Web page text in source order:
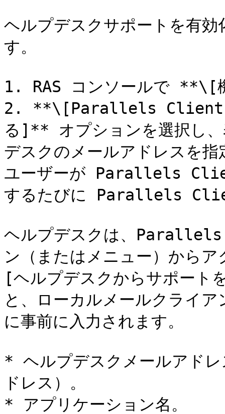
ヘルプデスクサポートを有
す。
1. RAS コンソールで **\[
2. **\[Parallels Client で
る]** オプションを選択し、
デスクのメールアドレスを
ユーザーが Parallels
するたびに Parallels
ヘルプデスクは、
ン（またはメニュー）から
[ヘルプデスクからサポー
と、ローカルメールクライ
に事前に入力されます。
* ヘルプデスクメールアド
ドレス）。
* アプリケーション名。